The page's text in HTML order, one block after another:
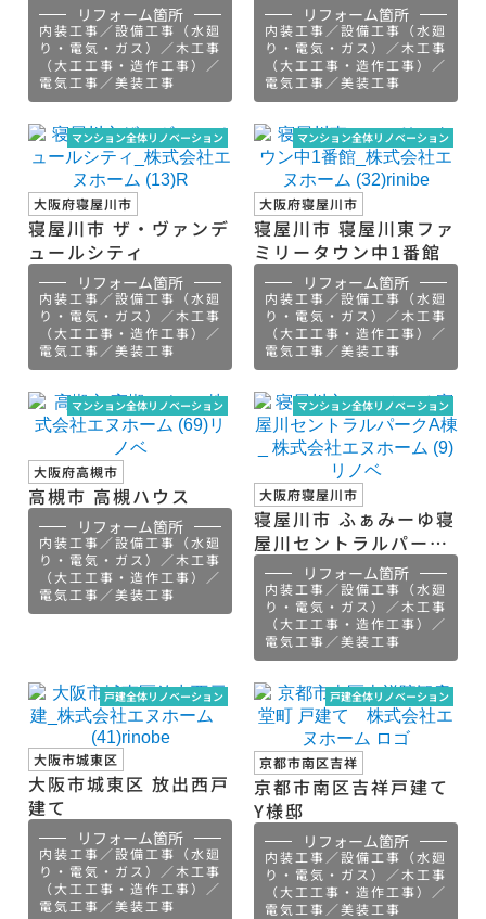
リフォーム箇所
内装工事／設備工事（水廻
り・電気・ガス）／木工事
（大工工事・造作工事）／
電気工事／美装工事
リフォーム箇所
内装工事／設備工事（水廻
り・電気・ガス）／木工事
（大工工事・造作工事）／
電気工事／美装工事
マンション全体リノベーション
大阪府寝屋川市
寝屋川市 ザ・ヴァンデ
ュールシティ
リフォーム箇所
内装工事／設備工事（水廻
り・電気・ガス）／木工事
（大工工事・造作工事）／
電気工事／美装工事
マンション全体リノベーション
大阪府寝屋川市
寝屋川市 寝屋川東ファ
ミリータウン中1番館
リフォーム箇所
内装工事／設備工事（水廻
り・電気・ガス）／木工事
（大工工事・造作工事）／
電気工事／美装工事
マンション全体リノベーション
大阪府高槻市
高槻市 高槻ハウス
リフォーム箇所
内装工事／設備工事（水廻
り・電気・ガス）／木工事
（大工工事・造作工事）／
電気工事／美装工事
マンション全体リノベーション
大阪府寝屋川市
寝屋川市 ふぁみーゆ寝
屋川セントラルパーク
A棟
リフォーム箇所
内装工事／設備工事（水廻
り・電気・ガス）／木工事
（大工工事・造作工事）／
電気工事／美装工事
戸建全体リノベーション
大阪市城東区
大阪市城東区 放出西戸
建て
リフォーム箇所
内装工事／設備工事（水廻
り・電気・ガス）／木工事
（大工工事・造作工事）／
電気工事／美装工事
戸建全体リノベーション
京都市南区吉祥
京都市南区吉祥戸建て
Y様邸
リフォーム箇所
内装工事／設備工事（水廻
り・電気・ガス）／木工事
（大工工事・造作工事）／
電気工事／美装工事